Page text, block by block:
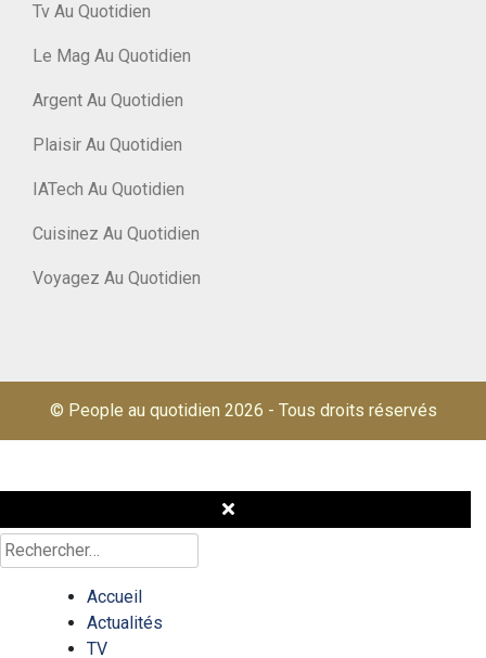
Tv Au Quotidien
Le Mag Au Quotidien
Argent Au Quotidien
Plaisir Au Quotidien
IATech Au Quotidien
Cuisinez Au Quotidien
Voyagez Au Quotidien
© People au quotidien 2026 - Tous droits réservés
Rechercher :
Accueil
Actualités
TV